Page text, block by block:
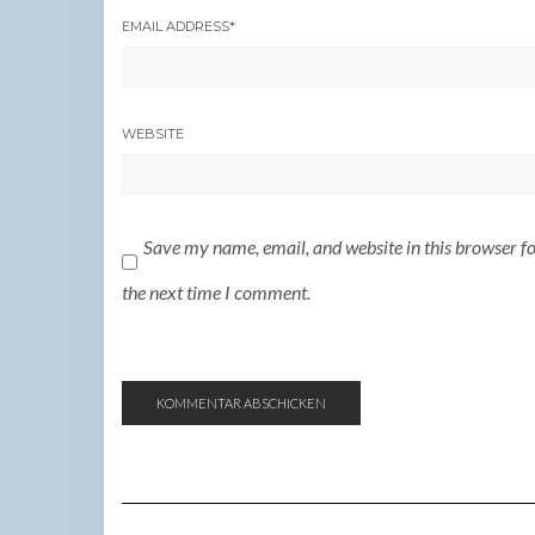
EMAIL ADDRESS*
WEBSITE
Save my name, email, and website in this browser
the next time I comment.